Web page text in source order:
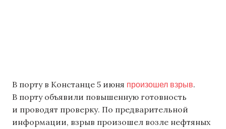
В порту в Констанце 5 июня произошел взрыв.
В порту объявили повышенную готовность
и проводят проверку. По предварительной
информации, взрыв произошел возле нефтяных